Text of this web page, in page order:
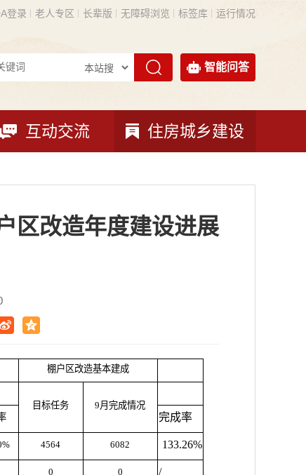
登录 老人专区 长辈版 无障碍浏览 标签库 运行情况
智能问答
互动交流 住房城乡建设
区改造年度建设进展
棚户区改造基本建成
目标任务
9月完成情况
完成率
4564 6082 133.26%
0 0 /